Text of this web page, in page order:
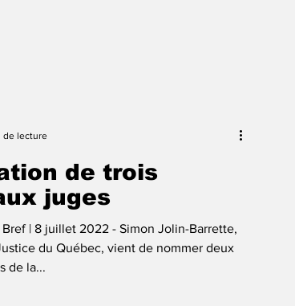
de trois
juges
Bref | 8 juillet 2022 - Simon Jolin-Barrette,
du Québec, vient de nommer deux
de la...
de lecture